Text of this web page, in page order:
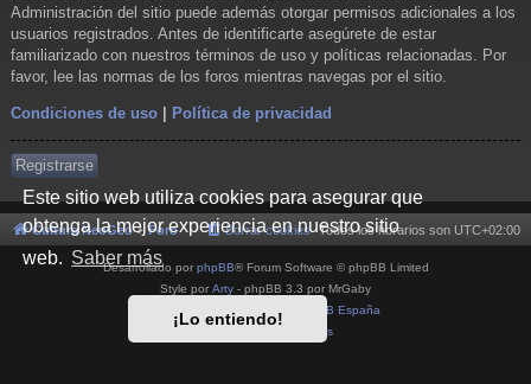
Este sitio web utiliza cookies para asegurar que
obtenga la mejor experiencia en nuestro sitio
web. Saber más
¡Lo entiendo!
Administración del sitio puede además otorgar permisos adicionales a los
usuarios registrados. Antes de identificarte asegúrete de estar
familiarizado con nuestros términos de uso y políticas relacionadas. Por
favor, lee las normas de los foros mientras navegas por el sitio.
Condiciones de uso Política de privacidad
Registrarse
Cultura NeoGeo Foro Todos los horarios son UTC+02:00
Borrar cookies
Desarrollado por phpBB® Forum Software © phpBB Limited
Style por Arty - phpBB 3.3 por MrGaby
phpBB España
Condiciones